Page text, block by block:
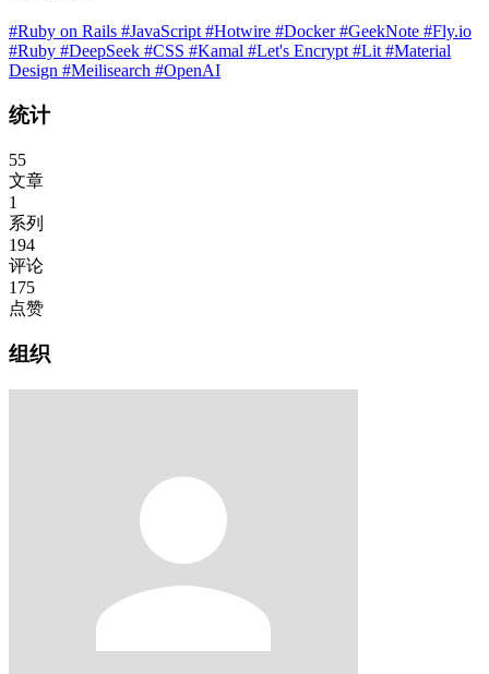
#Ruby on Rails #JavaScript #Hotwire #Docker#GeekNote #Fly.io
#Ruby #DeepSeek #CSS #Kamal #Let's Encrypt #Lit #Material
Design #Meilisearch #OpenAI
统计
55
文章
1
系列
194
评论
175
点赞
组织